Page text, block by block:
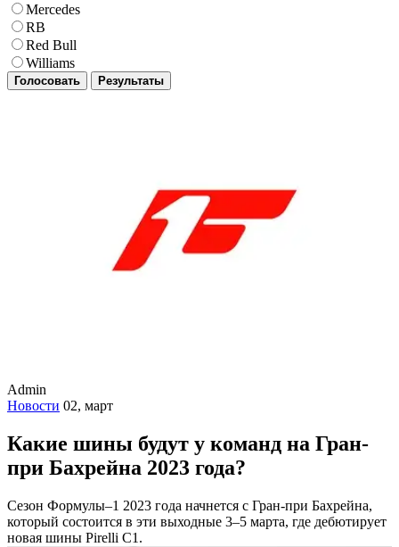
Mercedes
RB
Red Bull
Williams
Голосовать Результаты
Admin
Новости 02, март
Какие шины будут у команд на Гран-
при Бахрейна 2023 года?
Сезон Формулы–1 2023 года начнется с Гран-при Бахрейна,
который состоится в эти выходные 3–5 марта, где дебютирует
новая шины Pirelli C1.